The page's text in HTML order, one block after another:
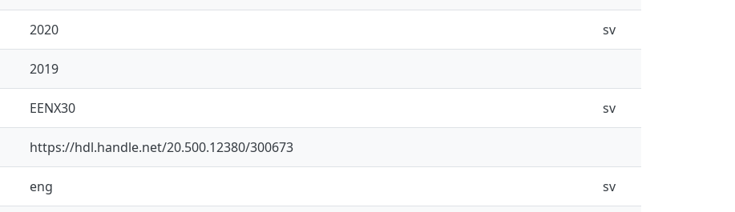
2020 sv
2019
EENX30 sv
https://hdl.handle.net/20.500.12380/300673
eng sv